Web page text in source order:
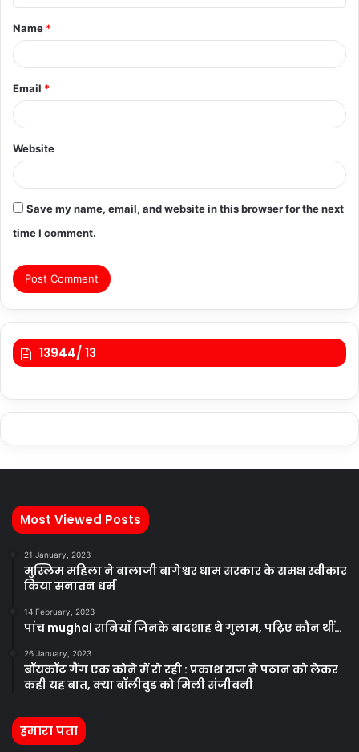
t
*
Name *
Email *
Website
Save my name, email, and website in this browser for the next
time I comment.
13944/ 13
Most Viewed Posts
21 January, 2023
मुस्लिम महिला ने बालाजी बागेश्वर धाम सरकार के समक्ष स्वीकार
किया सनातन धर्म
14 February, 2023
पांच mughal रानियाँ जिनके बादशाह थे गुलाम, पढ़िए कौन थीं…
26 January, 2023
बॉयकॉट गैंग एक कोने में रो रही : प्रकाश राज ने पठान को लेकर
कही यह बात, क्या बॉलीवुड को मिली संजीवनी
हमारा पता